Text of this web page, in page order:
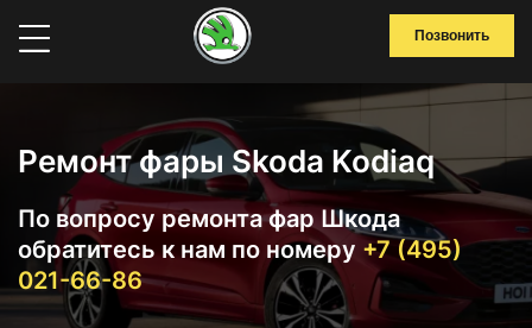
Позвонить
Ремонт фары Skoda Kodiaq
По вопросу ремонта фар Шкода
обратитесь к нам по номеру +7 (495)
021-66-86